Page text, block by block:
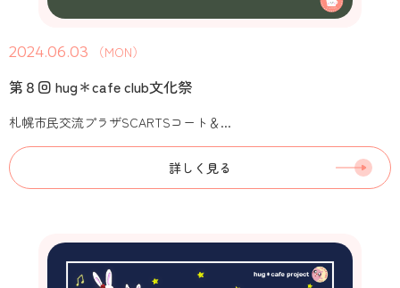
2024.06.03 （MON）
第８回 hug＊cafe club文化祭
札幌市民交流プラザSCARTSコート＆...
詳しく見る